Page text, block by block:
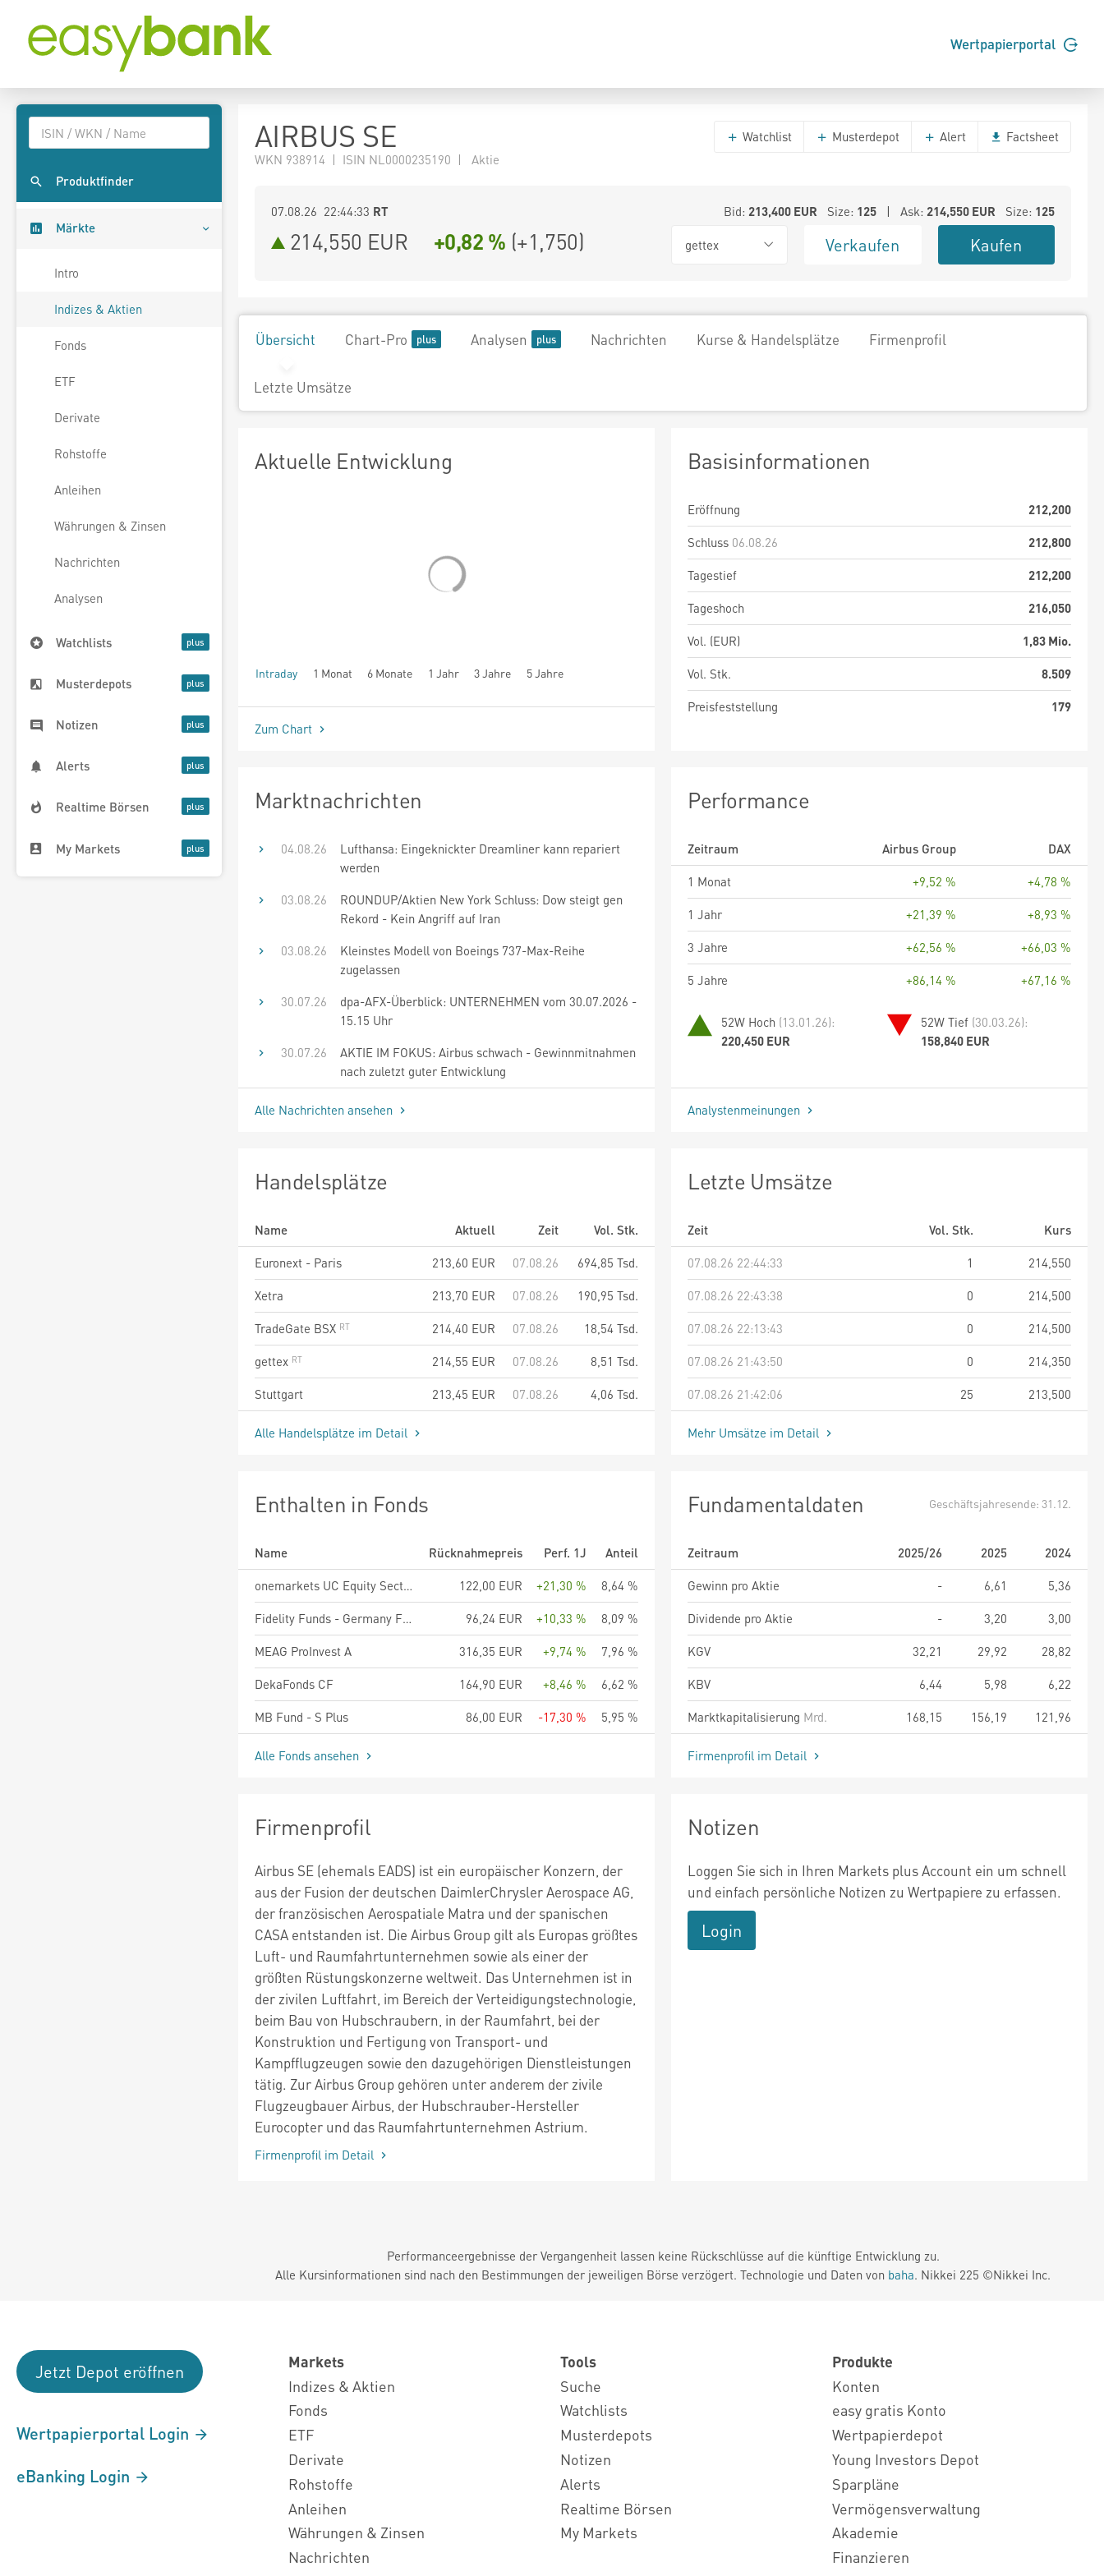
Wertpapierportal
Produktfinder
Märkte
Intro
Indizes & Aktien
Fonds
ETF
Derivate
Rohstoffe
Anleihen
Währungen & Zinsen
Nachrichten
Analysen
Watchlists
Musterdepots
Notizen
Alerts
Realtime Börsen
My Markets
AIRBUS SE
WKN 938914 | ISIN NL0000235190 | Aktie
Watchlist Musterdepot Alert Factsheet
07.08.26 22:44:33 RT Bid: 213,400EUR Size: 125| Ask: 214,550EUR Size: 125
214,550 EUR +0,82 % (+1,750) gettex Verkaufen Kaufen
Übersicht Chart-Pro Analysen Nachrichten Kurse & Handelsplätze Firmenprofil
Letzte Umsätze
Aktuelle Entwicklung
Intraday 1 Monat 6 Monate 1 Jahr 3 Jahre 5 Jahre
seit Beginn
Zum Chart
Basisinformationen
Eröffnung
212,200
Schluss 06.08.26
212,800
Tagestief
212,200
Tageshoch
216,050
Vol. (EUR)
1,83 Mio.
Vol. Stk.
8.509
Preisfeststellung
179
Marktnachrichten
04.08.26
Lufthansa: Eingeknickter Dreamliner kann repariert
werden
03.08.26
ROUNDUP/Aktien New York Schluss: Dow steigt gen
Rekord - Kein Angriff auf Iran
03.08.26
Kleinstes Modell von Boeings 737-Max-Reihe
zugelassen
30.07.26
dpa-AFX-Überblick: UNTERNEHMEN vom 30.07.2026 -
15.15 Uhr
30.07.26
AKTIE IM FOKUS: Airbus schwach - Gewinnmitnahmen
nach zuletzt guter Entwicklung
Alle Nachrichten ansehen
Performance
Zeitraum Airbus Group
DAX
1 Monat
+9,52 %
+4,78 %
1 Jahr
+21,39 %
+8,93 %
3 Jahre
+62,56 %
+66,03 %
5 Jahre
+86,14 % +67,16 %
52W Hoch (13.01.26):
220,450 EUR
52W Tief (30.03.26):
158,840 EUR
Analystenmeinungen
Handelsplätze
Name Aktuell Zeit
Vol. Stk.
Euronext - Paris
213,60 EUR 07.08.26
694,85 Tsd.
Xetra
213,70 EUR 07.08.26
190,95 Tsd.
TradeGate BSX
214,40 EUR 07.08.26
18,54 Tsd.
gettex
214,55 EUR 07.08.26
8,51 Tsd.
Stuttgart
213,45 EUR 07.08.26 4,06 Tsd.
Alle Handelsplätze im Detail
Letzte Umsätze
Zeit Vol. Stk.
Kurs
07.08.26 22:44:33
1
214,550
07.08.26 22:43:38
0
214,500
07.08.26 22:13:43
0
214,500
07.08.26 21:43:50
0
214,350
07.08.26 21:42:06
25 213,500
Mehr Umsätze im Detail
Enthalten in Fonds
Name Rücknahmepreis Perf. 1J
Anteil
onemarkets UC Equity Sectors Fund M
122,00 EUR +21,30 %
8,64 %
Fidelity Funds - Germany Fund A-Euro
96,24 EUR +10,33 %
8,09 %
MEAG ProInvest A
316,35 EUR +9,74 %
7,96 %
DekaFonds CF
164,90 EUR +8,46 %
6,62 %
MB Fund - S Plus
86,00 EUR -17,30 % 5,95 %
Alle Fonds ansehen
Fundamentaldaten Geschäftsjahresende: 31.12.
Zeitraum 2025/26 2025
2024
Gewinn pro Aktie
- 6,61
5,36
Dividende pro Aktie
- 3,20
3,00
KGV
32,21 29,92
28,82
KBV
6,44 5,98
6,22
Marktkapitalisierung Mrd. 168,15 156,19 121,96
Firmenprofil im Detail
Firmenprofil
Airbus SE (ehemals EADS) ist ein europäischer Konzern, der
aus der Fusion der deutschen DaimlerChrysler Aerospace AG,
der französischen Aerospatiale Matra und der spanischen
CASA entstanden ist. Die Airbus Group gilt als Europas größtes
Luft- und Raumfahrtunternehmen sowie als einer der
größten Rüstungskonzerne weltweit. Das Unternehmen ist in
der zivilen Luftfahrt, im Bereich der Verteidigungstechnologie,
beim Bau von Hubschraubern, in der Raumfahrt, bei der
Konstruktion und Fertigung von Transport- und
Kampfflugzeugen sowie den dazugehörigen Dienstleistungen
tätig. Zur Airbus Group gehören unter anderem der zivile
Flugzeugbauer Airbus, der Hubschrauber-Hersteller
Eurocopter und das Raumfahrtunternehmen Astrium.
Firmenprofil im Detail
Notizen
Loggen Sie sich in Ihren Markets plus Account ein um schnell
und einfach persönliche Notizen zu Wertpapiere zu erfassen.
Login
Performanceergebnisse der Vergangenheit lassen keine Rückschlüsse auf die künftige Entwicklung zu.
Alle Kursinformationen sind nach den Bestimmungen der jeweiligen Börse verzögert. Technologie und Daten von baha. Nikkei 225 ©Nikkei Inc.
Jetzt Depot eröffnen
Wertpapierportal Login
eBanking Login
Markets
Indizes & Aktien
Fonds
ETF
Derivate
Rohstoffe
Anleihen
Währungen & Zinsen
Nachrichten
Tools
Suche
Watchlists
Musterdepots
Notizen
Alerts
Realtime Börsen
My Markets
Produkte
Konten
easy gratis Konto
Wertpapierdepot
Young Investors Depot
Sparpläne
Vermögensverwaltung
Akademie
Finanzieren